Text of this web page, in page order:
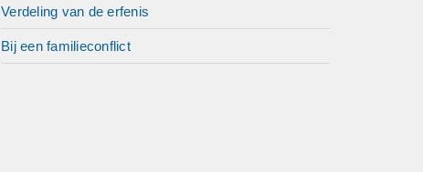
Verdeling van de erfenis
Bij een familieconflict